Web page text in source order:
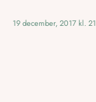
19 december, 2017 kl.